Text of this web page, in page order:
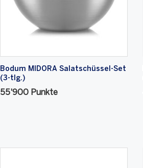
Bodum MIDORA Salatschüssel-Set
(3-tlg.)
55'900 Punkte